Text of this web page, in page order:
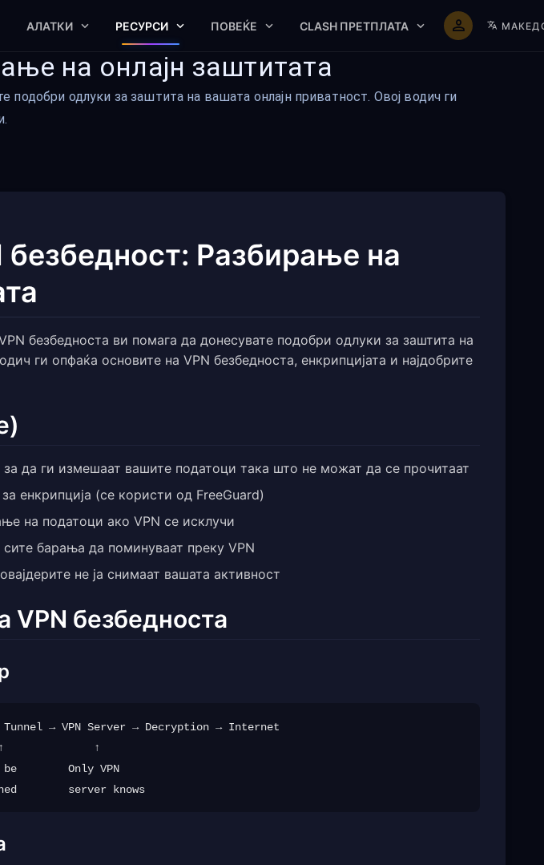
АЛАТКИ РЕСУРСИ ПОВЕЌЕ CLASH ПРЕТПЛАТА
на онлајн заштитата
одлуки за заштита на вашата онлајн приватност. Овој водич ги
безбедност: Разбирање на
безбедноста ви помага да донесувате подобри одлуки за заштита на
ги опфаќа основите на VPN безбедноста, енкрипцијата и најдобрите
за да ги измешаат вашите податоци така што не можат да се прочитаат
енкрипција (се користи од FreeGuard)
на податоци ако VPN се исклучи
сите барања да поминуваат преку VPN
не ја снимаат вашата активност
VPN безбедноста
→ VPN Server → Decryption → Internet
↑
Only VPN